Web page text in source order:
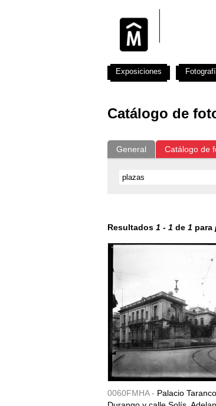
Catálogo de
General Catálogo de
Resultados 1 - 1 de 1 para
0060FMHA - Palacio
Exposiciones